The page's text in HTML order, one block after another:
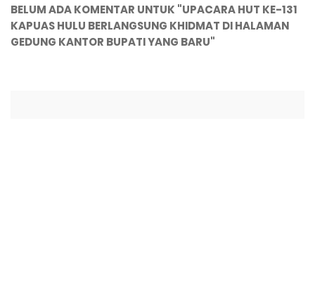
BELUM ADA KOMENTAR UNTUK "UPACARA HUT KE-131
KAPUAS HULU BERLANGSUNG KHIDMAT DI HALAMAN
GEDUNG KANTOR BUPATI YANG BARU"